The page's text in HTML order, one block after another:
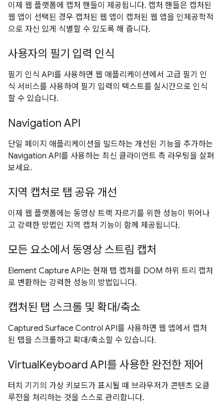
이제 웹 플랫폼에 캡처 핸들이 제공됩니다. 캡처 핸들은 캡처된
웹 앱이 선택된 경우 캡처된 웹 앱이 캡처된 웹 앱을 인체공학적
으로 자신 있게 식별할 수 있도록 해 줍니다.
사용자의 필기 입력 인식
필기 인식 API를 사용하면 웹 애플리케이션에서 고급 필기 인
식 서비스를 사용하여 필기 입력의 텍스트를 실시간으로 인식
할 수 있습니다.
Navigation API
단일 페이지 애플리케이션을 빌드하는 개선된 기능을 추가하는
Navigation API를 사용하는 최신 클라이언트 측 라우팅을 살펴
보세요.
지역 캡처로 탭 공유 개선
이제 웹 플랫폼에는 동영상 트랙 자르기를 위한 성능이 뛰어나
고 강력한 방법인 지역 캡처 기능이 함께 제공됩니다.
모든 요소에서 동영상 스트림 캡처
Element Capture API는 현재 탭 캡처를 DOM 하위 트리 캡처
로 변환하는 강력한 성능의 방법입니다.
캡처된 탭 스크롤 및 확대/축소
Captured Surface Control API를 사용하면 웹 앱에서 캡처
된 탭을 스크롤하고 확대/축소할 수 있습니다.
VirtualKeyboard API를 사용한 완전한 제어
터치 기기의 가상 키보드가 표시될 때 브라우저가 콘텐츠 오클
루전을 처리하는 것을 스스로 관리합니다.